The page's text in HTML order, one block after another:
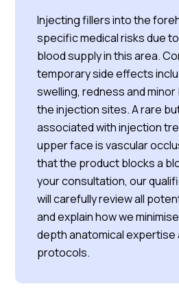
Injecting fillers into the
specific medical risks due
blood supply in this area.
temporary side effects
swelling, redness and
the injection sites. A rare
associated with injection
upper face is vascular
that the product blocks a
your consultation, our
will carefully review all
and explain how we
depth anatomical
protocols.